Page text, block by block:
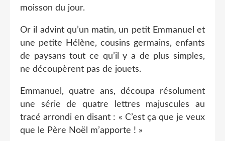
moisson du jour.
Or il advint qu’un matin, un petit Emmanuel et
une petite Hélène, cousins germains, enfants
de paysans tout ce qu’il y a de plus simples,
ne découpèrent pas de jouets.
Emmanuel, quatre ans, découpa résolument
une série de quatre lettres majuscules au
tracé arrondi en disant : « C’est ça que je veux
que le Père Noël m’apporte ! »